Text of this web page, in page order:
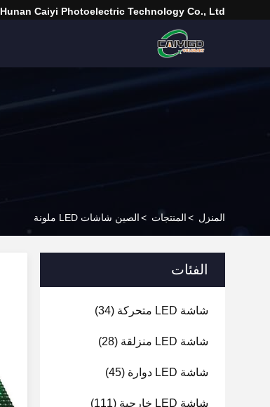
Hunan Caiyi Photoelectric Technology Co., Ltd
المنزل >المنتجات >الصين شاشات LED ملونة
الفئات
شاشة LED متحركة (34)
شاشة LED منزلقة (28)
شاشة LED دوارة (45)
شاشة LED خارجية (111)